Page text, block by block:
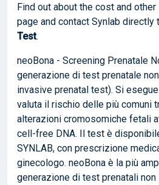
Find out about the cost and
page and contact Synlab directly
Test.
neoBona - Screening Prenatale
generazione di test prenatale
invasive prenatal test). Si
valuta il rischio delle più comuni
alterazioni cromosomiche fetali
cell-free DNA. Il test è
SYNLAB, con prescrizione
ginecologo. neoBona è la più
generazione di test prenatali